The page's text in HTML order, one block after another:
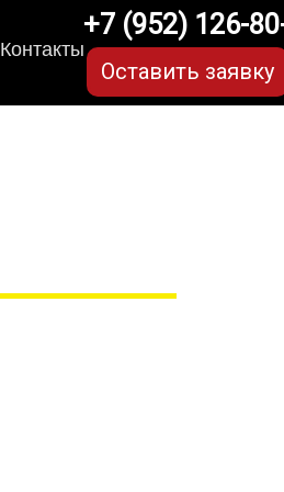
Контакты
+7 (952) 126-
Оставить заявку